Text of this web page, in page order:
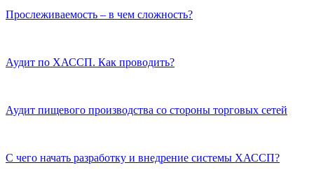
Прослеживаемость – в чем сложность?
Аудит по ХАССП. Как проводить?
Аудит пищевого производства со стороны торговых сетей
С чего начать разработку и внедрение системы ХАССП?